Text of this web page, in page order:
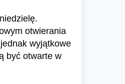
otwierania
wyjątkowe
być otwarte w